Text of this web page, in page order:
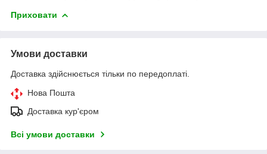
Приховати
Умови доставки
Доставка здійснюється тільки по передоплаті.
Нова Пошта
Доставка кур'єром
Всі умови доставки